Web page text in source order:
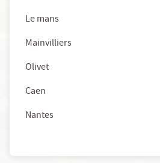
Le mans
Mainvilliers
Olivet
Caen
Nantes